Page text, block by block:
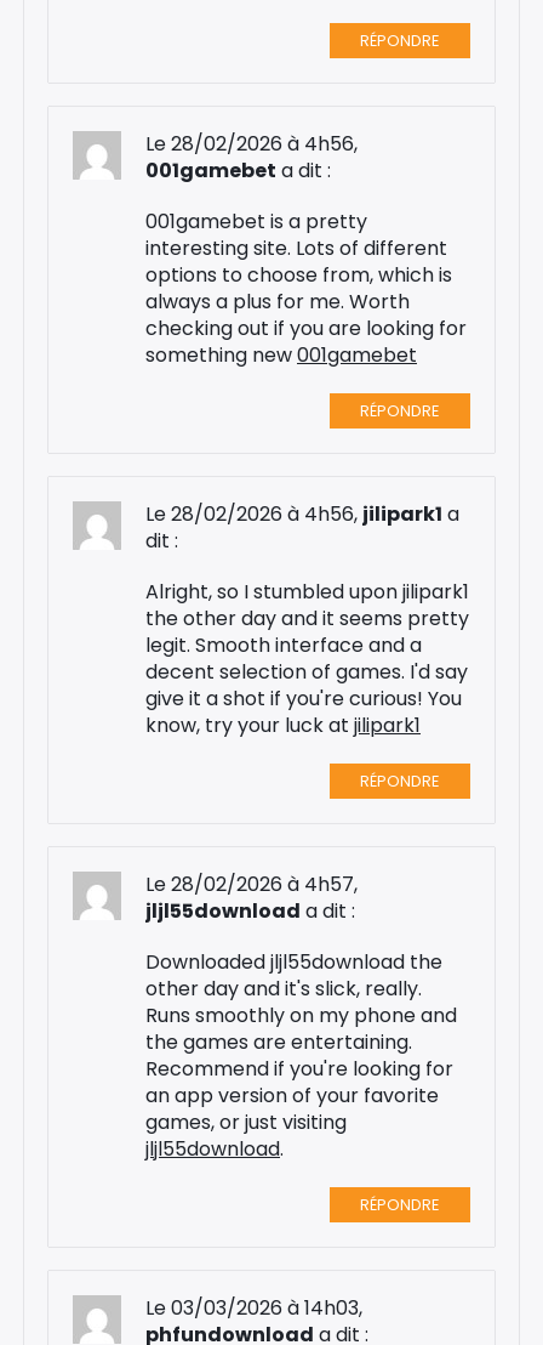
RÉPONDRE
Le 28/02/2026 à 4h56,
001gamebet a dit :
001gamebet is a pretty
interesting site. Lots of different
options to choose from, which is
always a plus for me. Worth
checking out if you are looking for
something new001gamebet
RÉPONDRE
Le 28/02/2026 à 4h56, jilipark1 a
dit :
Alright, so I stumbled upon jilipark1
the other day and it seems pretty
legit. Smooth interface and a
decent selection of games. I'd say
give it a shot if you're curious! You
know, try your luck at jilipark1
RÉPONDRE
Le 28/02/2026 à 4h57,
jljl55download a dit :
Downloaded jljl55download the
other day and it's slick, really.
Runs smoothly on my phone and
the games are entertaining.
Recommend if you're looking for
an app version of your favorite
games, or just visiting
jljl55download.
RÉPONDRE
Le 03/03/2026 à 14h03,
phfundownload a dit :